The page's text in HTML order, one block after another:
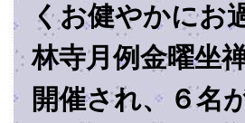
くお健やかにお
林寺月例金曜坐
開催され、６名